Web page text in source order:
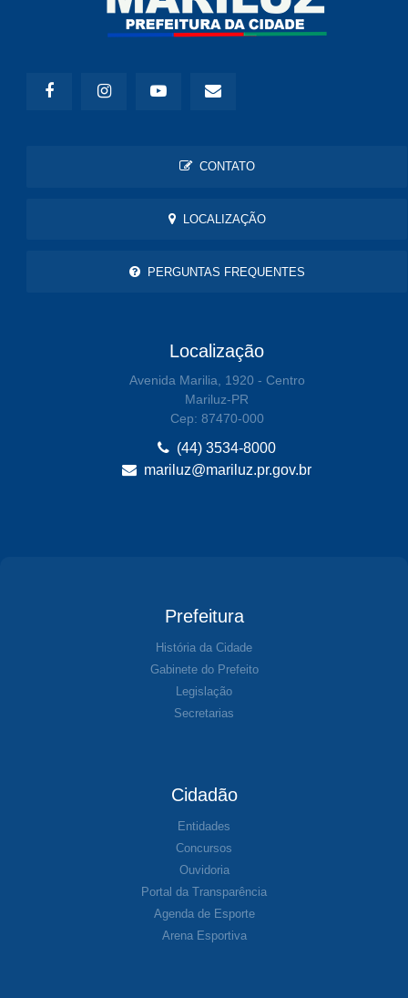
CONTATO
LOCALIZAÇÃO
PERGUNTAS FREQUENTES
Localização
Avenida Marilia, 1920 - Centro
Mariluz-PR
Cep: 87470-000
(44) 3534-8000
mariluz@mariluz.pr.gov.br
Prefeitura
História da Cidade
Gabinete do Prefeito
Legislação
Secretarias
Cidadão
Entidades
Concursos
Ouvidoria
Portal da Transparência
Agenda de Esporte
Arena Esportiva